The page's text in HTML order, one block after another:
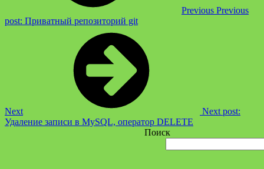
Previous Previous
post: Приватный репозиторий git
Next
Next post:
Удаление записи в MySQL, оператор DELETE
Поиск